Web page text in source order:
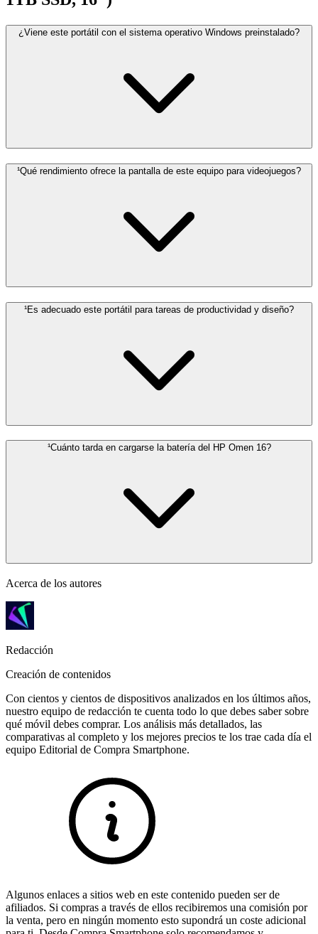
¿Viene este portátil con el sistema operativo Windows preinstalado?
¹Qué rendimiento ofrece la pantalla de este equipo para videojuegos?
¹Es adecuado este portátil para tareas de productividad y diseño?
¹Cuánto tarda en cargarse la batería del HP Omen 16?
Acerca de los autores
Redacción
Creación de contenidos
Con cientos y cientos de dispositivos analizados en los últimos años,
nuestro equipo de redacción te cuenta todo lo que debes saber sobre
qué móvil debes comprar. Los análisis más detallados, las
comparativas al completo y los mejores precios te los trae cada día el
equipo Editorial de Compra Smartphone.
Algunos enlaces a sitios web en este contenido pueden ser de
afiliados. Si compras a través de ellos recibiremos una comisión por
la venta, pero en ningún momento esto supondrá un coste adicional